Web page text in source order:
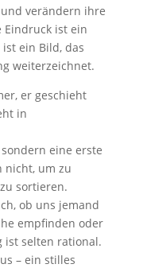
verändern ihre
Eindruck ist ein
ein Bild, das
weiterzeichnet.
er geschieht
in
eine erste
nicht, um zu
sortieren.
ob uns jemand
empfinden oder
ist selten rational.
– ein stilles